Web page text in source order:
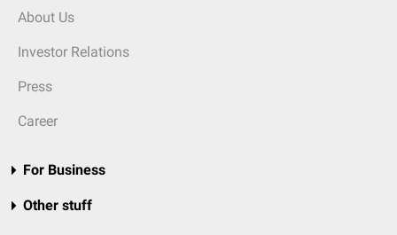
About Us
Investor Relations
Press
Career
For Business
Other stuff